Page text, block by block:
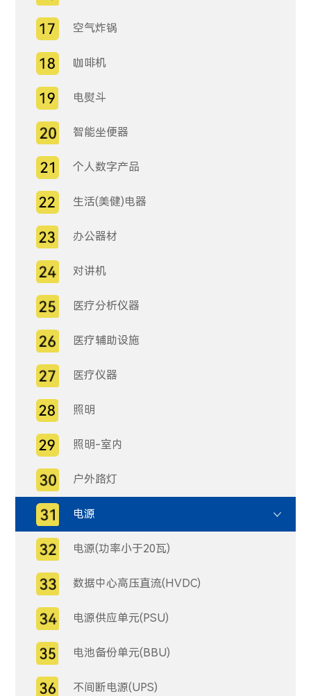
空气炸锅
咖啡机
电熨斗
智能坐便器
个人数字产品
生活(美健)电器
办公器材
对讲机
医疗分析仪器
医疗辅助设施
医疗仪器
照明
照明-室内
户外路灯
电源
电源(功率小于20瓦)
数据中心高压直流(HVDC)
电源供应单元(PSU)
电池备份单元(BBU)
不间断电源(UPS)